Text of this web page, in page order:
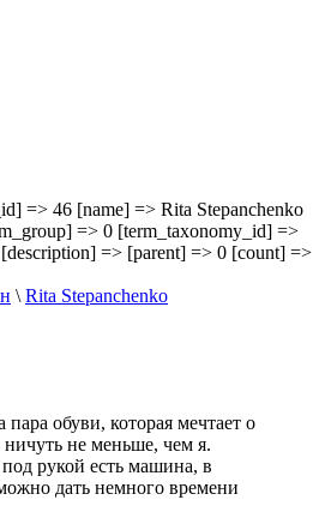
=> 46 [name] => Rita Stepanchenko
=> 0 [term_taxonomy_id] =>
=> [parent] => 0 [count] =>
\ Rita Stepanchenko
обуви, которая мечтает о
не меньше, чем я.
рукой есть машина, в
дать немного времени